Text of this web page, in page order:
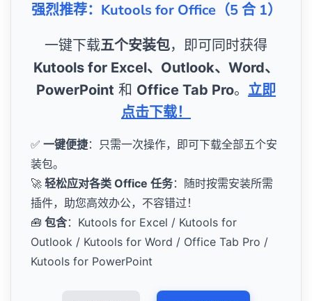
强烈推荐：Kutools for Office（5 合 1）
一键下载五个安装包，即可同时获得
Kutools for Excel、Outlook、Word、
PowerPoint 和 Office Tab Pro。 立即
点击下载！
✅ 一键便捷：只需一次操作，即可下载全部五个安
装包。
🚀 轻松应对各类 Office 任务：随时按需安装所需
插件，助您高效办公，不容错过！
🧰 包含：Kutools for Excel / Kutools for
Outlook / Kutools for Word / Office Tab Pro /
Kutools for PowerPoint